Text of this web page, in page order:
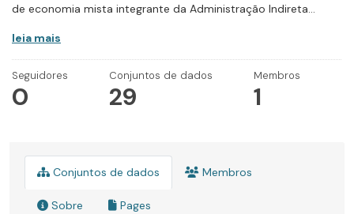
de economia mista integrante da Administração Indireta...
leia mais
Seguidores
0
Conjuntos de dados
29
Membros
1
Conjuntos de dados Membros
Sobre Pages